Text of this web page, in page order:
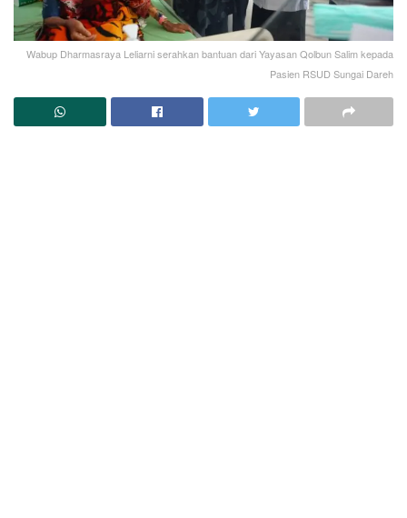
Wabup Dharmasraya Leliarni serahkan bantuan dari Yayasan Qolbun Salim kepada
Pasien RSUD Sungai Dareh